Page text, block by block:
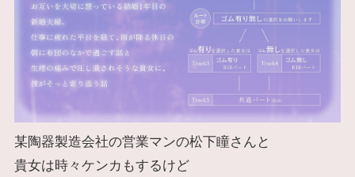
某陶器製造会社の営業マンの松下瞳さんと
貴女は時々ケンカもするけど